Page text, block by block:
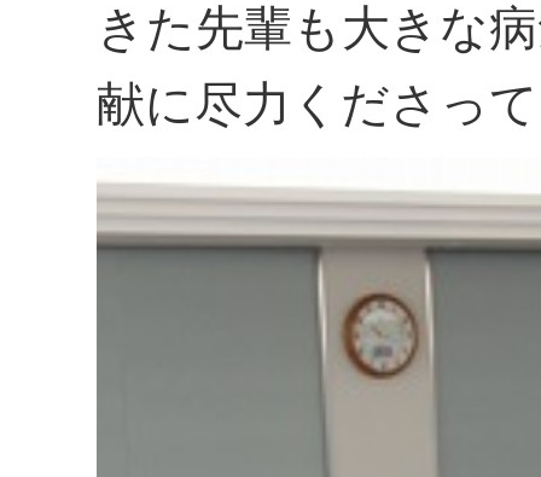
きた先輩も大きな
献に尽力くださっ